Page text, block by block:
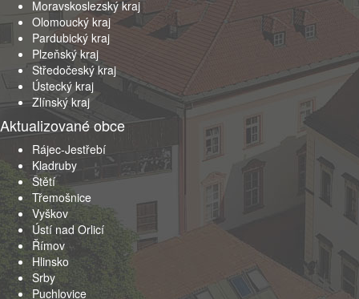
Moravskoslezský kraj
Olomoucký kraj
Pardubický kraj
Plzeňský kraj
Středočeský kraj
Ústecký kraj
Zlínský kraj
Aktualizované obce
Rájec-Jestřebí
Kladruby
Štětí
Třemošnice
Vyškov
Ústí nad Orlicí
Římov
Hlinsko
Srby
Puchlovice